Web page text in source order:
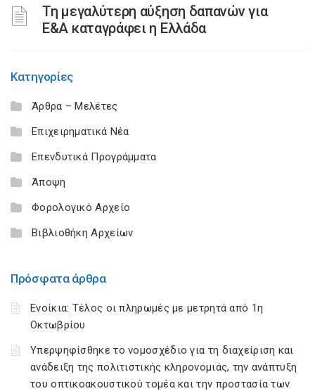
Τη μεγαλύτερη αύξηση δαπανών για
Ε&Α καταγράφει η Ελλάδα
Κατηγορίες
Άρθρα – Μελέτες
Επιχειρηματικά Νέα
Επενδυτικά Προγράμματα
Άποψη
Φορολογικό Αρχείο
Βιβλιοθήκη Αρχείων
Πρόσφατα άρθρα
Ενοίκια: Τέλος οι πληρωμές με μετρητά από 1η
Οκτωβρίου
Υπερψηφίσθηκε το νομοσχέδιο για τη διαχείριση και
ανάδειξη της πολιτιστικής κληρονομιάς, την ανάπτυξη
του οπτικοακουστικού τομέα και την προστασία των